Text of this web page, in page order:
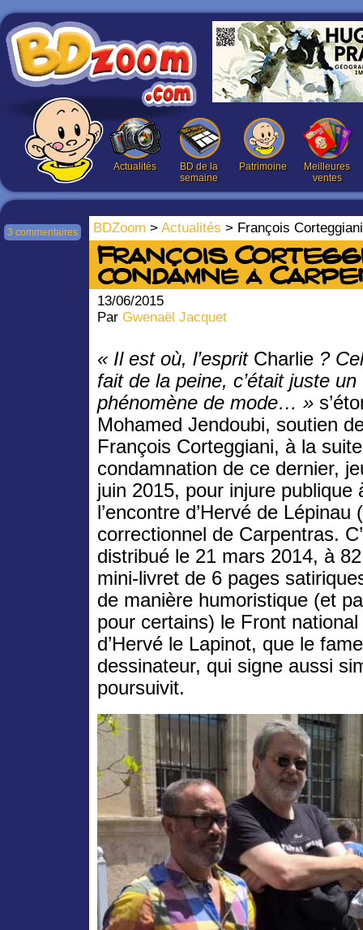
Actualités
BD de la
semaine
Patrimoine
Meilleures
ventes
BDZoom > Actualités > François
3 commentaires
François
condamné à
13/06/2015
Par Gwenaël Jacquet
« Il est où, l’espritCharlie ?
fait de la peine, c’était juste un
phénomène de mode… »
Mohamed Jendoubi, soutien
François Corteggiani, à la
condamnation de ce dernier,
juin 2015, pour injure publique
l’encontre d’Hervé de
correctionnel de Carpentras.
distribué le 21 mars 2014, à
mini-livret de 6 pages
de manière humoristique (et
pour certains) le Front
d’Hervé le Lapinot, que le
dessinateur, qui signe aussi
poursuivit.